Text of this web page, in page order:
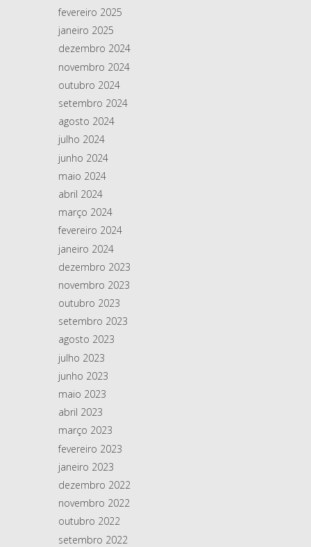
fevereiro 2025
janeiro 2025
dezembro 2024
novembro 2024
outubro 2024
setembro 2024
agosto 2024
julho 2024
junho 2024
maio 2024
abril 2024
março 2024
fevereiro 2024
janeiro 2024
dezembro 2023
novembro 2023
outubro 2023
setembro 2023
agosto 2023
julho 2023
junho 2023
maio 2023
abril 2023
março 2023
fevereiro 2023
janeiro 2023
dezembro 2022
novembro 2022
outubro 2022
setembro 2022